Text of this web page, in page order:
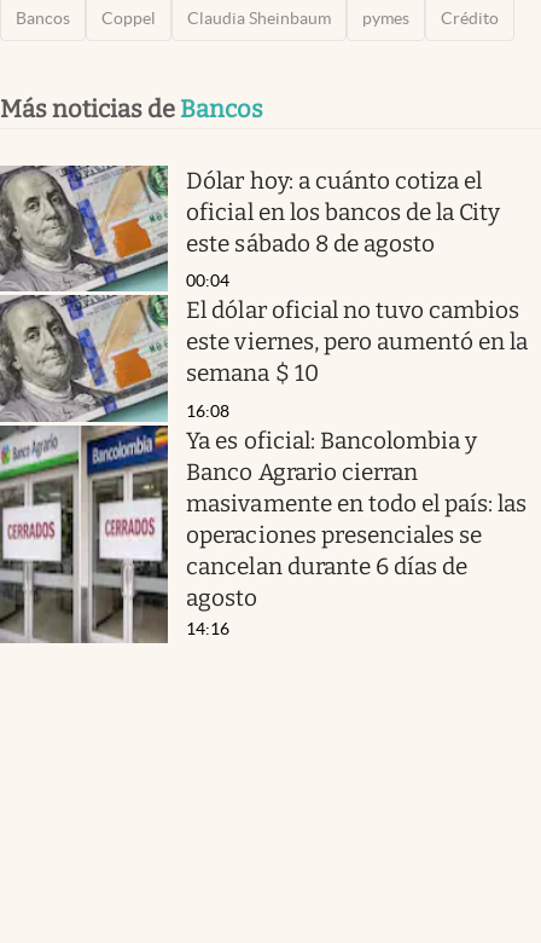
Bancos Coppel Claudia Sheinbaum pymes Crédito
Más noticias de Bancos
Dólar hoy: a cuánto cotiza el
oficial en los bancos de la City
este sábado 8 de agosto
00:04
El dólar oficial no tuvo cambios
este viernes, pero aumentó en la
semana $ 10
16:08
Ya es oficial: Bancolombia y
Banco Agrario cierran
masivamente en todo el país: las
operaciones presenciales se
cancelan durante 6 días de
agosto
14:16